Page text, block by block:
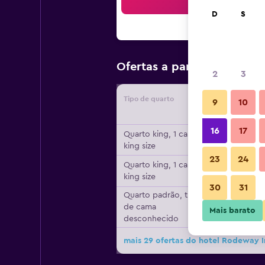
Ofertas a partir de
Tipo de quarto
Quarto king, 1 cama
king size
Quarto king, 1 cama
king size
Quarto padrão, tipo
de cama
desconhecido
mais 29 ofertas do hotel Rodeway
D S
2 3
9 10
16 17
23 24
30 31
Mais barato